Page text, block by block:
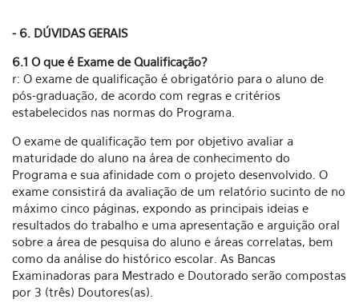
- 6. DÚVIDAS GERAIS
6.1 O que é Exame de Qualificação?
r: O exame de qualificação é obrigatório para o aluno de
pós-graduação, de acordo com regras e critérios
estabelecidos nas normas do Programa.
O exame de qualificação tem por objetivo avaliar a
maturidade do aluno na área de conhecimento do
Programa e sua afinidade com o projeto desenvolvido. O
exame consistirá da avaliação de um relatório sucinto de no
máximo cinco páginas, expondo as principais ideias e
resultados do trabalho e uma apresentação e arguição oral
sobre a área de pesquisa do aluno e áreas correlatas, bem
como da análise do histórico escolar. As Bancas
Examinadoras para Mestrado e Doutorado serão compostas
por 3 (três) Doutores(as).